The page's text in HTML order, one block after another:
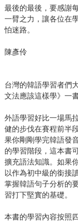
最後的最後，要感謝
一臂之力，讓各位在
怕迷路。
陳彥伶
台灣的韓語學習者們
文法應該這樣學》一
外語學習好比一場馬
健的步伐在賽程前半
果你剛剛學完韓語發
的學習階段，這本書
擴充語法知識。如果
以作為初中級的銜接
掌握韓語句子分析的
習打下堅實的基礎。
本書的學習內容按照